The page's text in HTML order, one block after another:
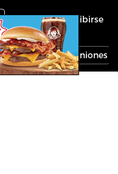
Inscribirse
Economía Opiniones